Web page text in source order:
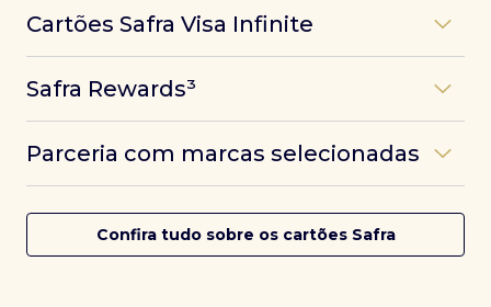
Cartões Safra Visa Infinite
experiências refinadas a benefícios únicos, como
converte seus investimentos em limite no cartão e
conta com acesso a mais de 1.400 salas VIP Dragon
Pass ao redor do mundo.
Safra Rewards³
das melhores pontuações do mercado.
Parceria com marcas selecionadas
cartões Safra.
Confira tudo sobre os cartões Safra